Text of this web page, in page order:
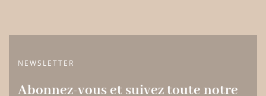
NEWSLETTER
Abonnez-vous et suivez toute notre